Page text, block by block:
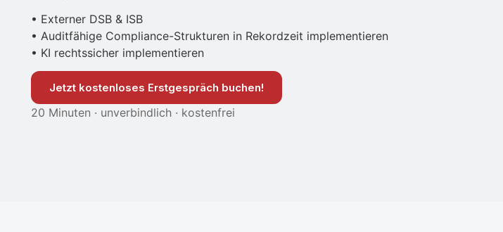
• Externer DSB & ISB
• Auditfähige Compliance-Strukturen in Rekordzeit implementieren
• KI rechtssicher implementieren
Jetzt kostenloses Erstgespräch buchen!
20 Minuten · unverbindlich · kostenfrei